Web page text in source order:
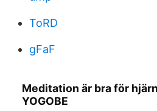
ToRD
gFaF
Meditation är bra för
YOGOBE